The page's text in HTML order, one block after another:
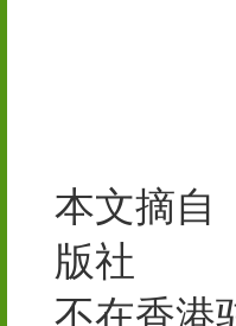
本文摘自
版社
不在香港